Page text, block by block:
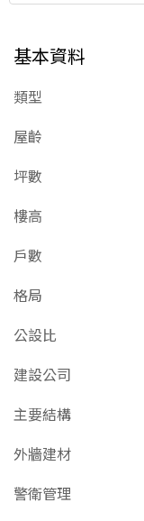
基本資料
類型
屋齡
坪數
樓高
戶數
格局
公設比
建設公司
主要結構
外牆建材
警衛管理